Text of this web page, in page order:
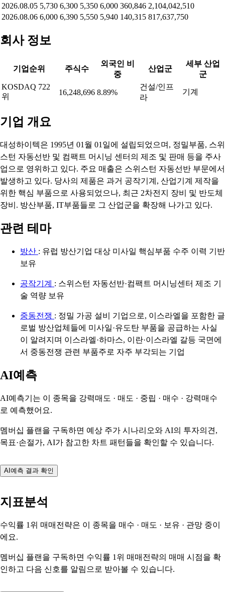
2026.08.05 5,730 6,300 5,350 6,000 360,846 2,104,042,510
2026.08.06 6,000 6,390 5,550 5,940 140,315 817,637,750
회사 정보
기업순위 주식수
외국인 비
중
산업군
세부 산업
군
KOSDAQ 722
위
16,248,696 8.89%
건설/인프
라
기계
기업 개요
대성하이텍은 1995년 01월 01일에 설립되었으며, 정밀부품, 스위
스턴 자동선반 및 컴팩트 머시닝 센터의 제조 및 판매 등을 주사
업으로 영위하고 있다. 주요 매출은 스위스턴 자동선반 부문에서
발생하고 있다. 당사의 제품은 과거 공작기계, 산업기계 제작을
위한 핵심 부품으로 사용되었으나, 최근 2차전지 장비 및 반도체
장비. 방산부품, IT부품들로 그 산업군을 확장해 나가고 있다.
관련 테마
방산 : 유럽 방산기업 대상 미사일 핵심부품 수주 이력 기반
보유
공작기계 : 스위스턴 자동선반·컴팩트 머시닝센터 제조 기
술 역량 보유
중동전쟁 : 정밀 가공 설비 기업으로, 이스라엘을 포함한 글
로벌 방산업체들에 미사일·유도탄 부품을 공급하는 사실
이 알려지며 이스라엘·하마스, 이란·이스라엘 갈등 국면에
서 중동전쟁 관련 부품주로 자주 부각되는 기업
AI예측
AI예측기는 이 종목을 강력매도 · 매도 · 중립 · 매수 · 강력매수
로 예측했어요.
멤버십 플랜을 구독하면 예상 주가 시나리오와 AI의 투자의견,
목표·손절가, AI가 참고한 차트 패턴들을 확인할 수 있습니다.
AI예측 결과 확인
지표분석
수익률 1위 매매전략은 이 종목을 매수 · 매도 · 보유 · 관망 중이
에요.
멤버십 플랜을 구독하면 수익률 1위 매매전략의 매매 시점을 확
인하고 다음 신호를 알림으로 받아볼 수 있습니다.